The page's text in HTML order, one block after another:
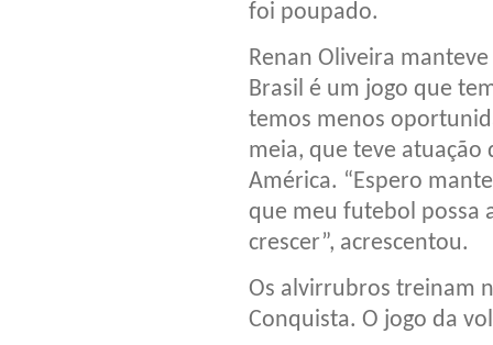
foi poupado.
Renan Oliveira
Brasil é um jogo que
temos menos
meia, que teve
América. “Espero
que meu futebol possa
crescer”, acrescentou.
Os alvirrubros treinam
Conquista. O jogo da